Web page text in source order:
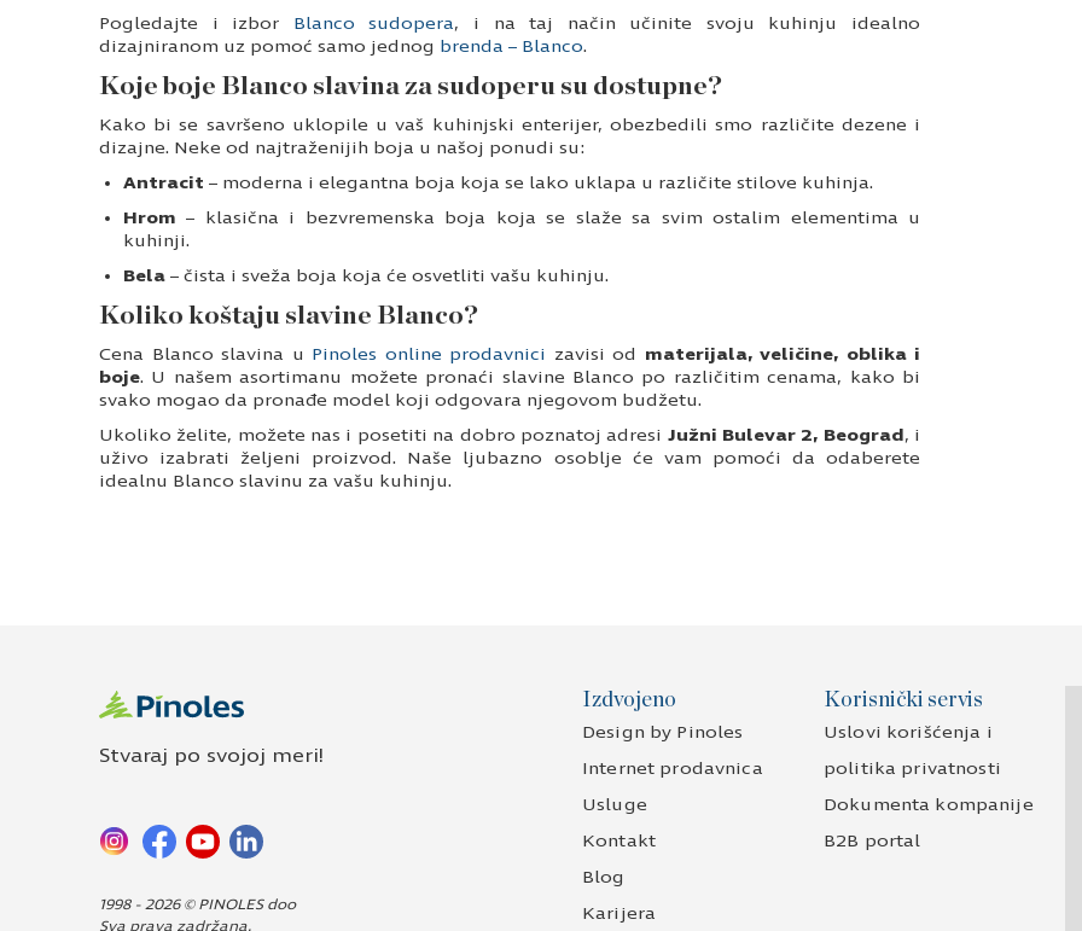
Pogledajte i izbor Blanco sudopera, i na taj način učinite svoju kuhinju idealno
dizajniranom uz pomoć samo jednog brenda – Blanco.
Koje boje Blanco slavina za sudoperu su dostupne?
Kako bi se savršeno uklopile u vaš kuhinjski enterijer, obezbedili smo različite dezene i
dizajne. Neke od najtraženijih boja u našoj ponudi su:
Antracit – moderna i elegantna boja koja se lako uklapa u različite stilove kuhinja.
Hrom – klasična i bezvremenska boja koja se slaže sa svim ostalim elementima u
kuhinji.
Bela – čista i sveža boja koja će osvetliti vašu kuhinju.
Koliko koštaju slavine Blanco?
Cena Blanco slavina u Pinoles online prodavnici zavisi od materijala, veličine, oblika i
boje. U našem asortimanu možete pronaći slavine Blanco po različitim cenama, kako bi
svako mogao da pronađe model koji odgovara njegovom budžetu.
Ukoliko želite, možete nas i posetiti na dobro poznatoj adresi Južni Bulevar 2, Beograd, i
uživo izabrati željeni proizvod. Naše ljubazno osoblje će vam pomoći da odaberete
idealnu Blanco slavinu za vašu kuhinju.
Stvaraj po svojoj meri!
1998 - 2026 © PINOLES doo
Sva prava zadržana.
Izdvojeno
Design by Pinoles
Internet prodavnica
Usluge
Kontakt
Blog
Karijera
Korisnički servis
Uslovi korišćenja i
politika privatnosti
Dokumenta kompanije
B2B portal